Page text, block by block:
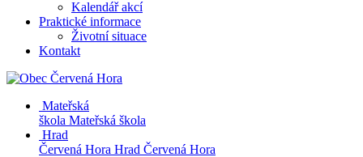
Kalendář akcí
Praktické informace
Životní situace
Kontakt
Mateřská
škola Mateřská škola
Hrad
Červená Hora Hrad Červená Hora